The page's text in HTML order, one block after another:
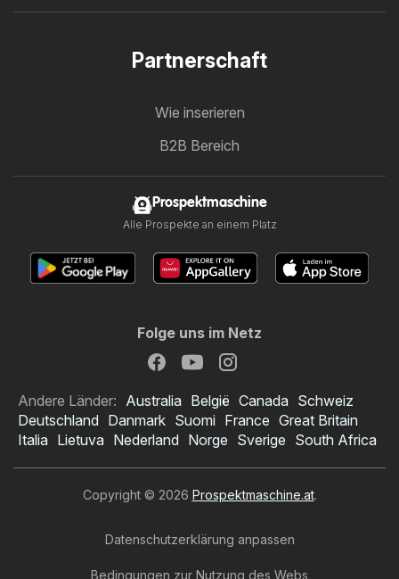
Partnerschaft
Wie inserieren
B2B Bereich
Prospektmaschine
Alle Prospekte an einem Platz
Folge uns im Netz
Andere Länder: Australia België Canada Schweiz
Deutschland Danmark Suomi France Great Britain
Italia Lietuva Nederland Norge Sverige South Africa
Copyright © 2026 Prospektmaschine.at.
Datenschutzerklärung anpassen
Bedingungen zur Nutzung des Webs